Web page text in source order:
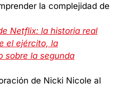
la complejidad de
Netflix: la historia real
el ejército, la
sobre la segunda
de Nicki Nicole al